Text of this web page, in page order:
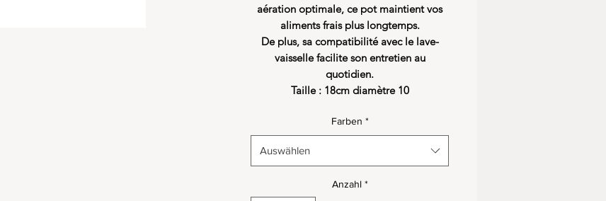
aération optimale, ce pot maintient vos
aliments frais plus longtemps.
De plus, sa compatibilité avec le lave-
vaisselle facilite son entretien au
quotidien.
Taille : 18cm diamètre 10
Farben *
Auswählen
Anzahl *